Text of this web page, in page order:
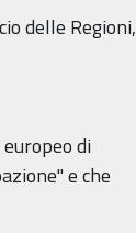
delle Regioni,
di
e che